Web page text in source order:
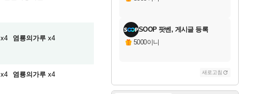
x4 염룡의가루 x4
x4 염룡의가루 x4
SOOP 팟벤, 게시글 등록
5000이니
새로고침